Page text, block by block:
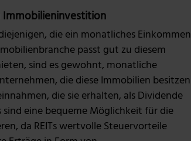
Immobilieninvestition
die ein monatliches Einkommen
passt gut zu diesem
sind es gewohnt, monatliche
die diese Immobilien besitzen
die sie erhalten, als Dividende
eine bequeme Möglichkeit für die
da REITs wertvolle Steuervorteile